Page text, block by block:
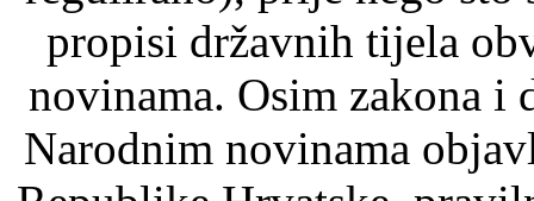
propisi državnih tijela
novinama. Osim zakona i
Narodnim novinama